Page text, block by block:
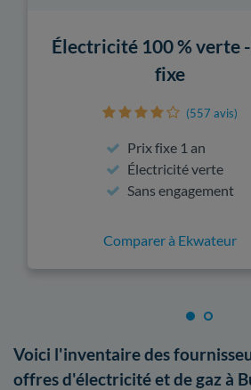
Électricité 100 % verte
fixe
(557 avis)
Prix fixe 1 an
Électricité verte
Sans engagement
Comparer à Ekwateur
Voici l'inventaire des
offres d'électricité et de gaz à